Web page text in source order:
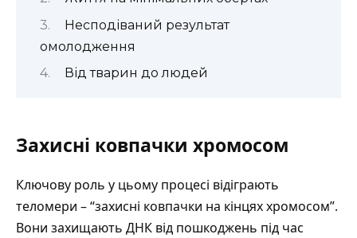
Несподіваний результат
омолодження
Від тварин до людей
Захисні ковпачки хромосом
Ключову роль у цьому процесі відіграють
теломери – “захисні ковпачки на кінцях хромосом”.
Вони захищають ДНК від пошкоджень під час